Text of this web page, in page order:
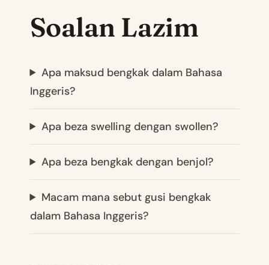
Soalan Lazim
Apa maksud bengkak dalam Bahasa
Inggeris?
Apa beza swelling dengan swollen?
Apa beza bengkak dengan benjol?
Macam mana sebut gusi bengkak
dalam Bahasa Inggeris?